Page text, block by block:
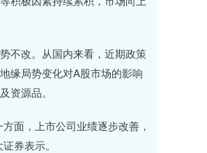
不改。从国内来看，近期政策
缘局势变化对A股市场的影响
资源品。
面，上市公司业绩逐步改善，
券表示。